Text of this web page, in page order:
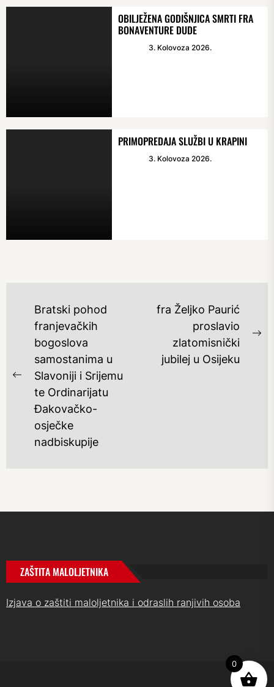
OBILJEŽENA GODIŠNJICA SMRTI FRA
BONAVENTURE DUDE
3. Kolovoza 2026.
PRIMOPREDAJA SLUŽBI U KRAPINI
3. Kolovoza 2026.
NAVIGACIJA
OBJAVA
Previous
post:
Bratski pohod
franjevačkih
bogoslova
samostanima u
Slavoniji i Srijemu
te Ordinarijatu
Đakovačko-
osječke
nadbiskupije
fra Željko Paurić
proslavio
zlatomisnički
jubilej u Osijeku
ZAŠTITA MALOLJETNIKA
Izjava o zaštiti maloljetnika i odraslih ranjivih osoba
0